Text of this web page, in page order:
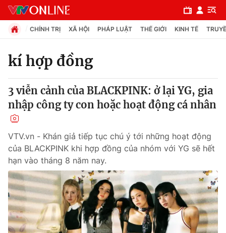
Chuyên mục
Chính trị
Pháp luật
Y tế
Thế giới
CHÍNH TRỊ XÃ HỘI PHÁP LUẬT THẾ GIỚI KINH TẾ
kí hợp đồng
3 viễn cảnh của BLACKPINK: ở lại YG, gia
nhập công ty con hoặc hoạt động cá nhân
VTV.vn - Khán giả tiếp tục chú ý tới những hoạt động
của BLACKPINK khi hợp đồng của nhóm với YG sẽ hết
hạn vào tháng 8 năm nay.